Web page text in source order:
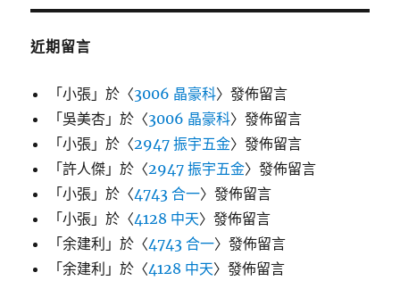
近期留言
「小張 」於〈3006 晶豪科〉發佈留言
「吳美杏 」於〈3006 晶豪科〉發佈留言
「小張 」於〈2947 振宇五金〉發佈留言
「許人傑 」於〈2947 振宇五金〉發佈留言
「小張 」於〈4743 合一〉發佈留言
「小張 」於〈4128 中天〉發佈留言
「余建利 」於〈4743 合一〉發佈留言
「余建利 」於〈4128 中天〉發佈留言